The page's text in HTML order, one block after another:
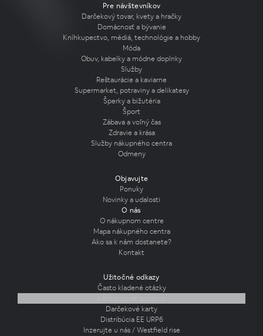
Pre návštevníkov
Darčekový tovar, kvety a hračky
Domácnosť a bývanie
Kníhkupectvo, médiá, technológie a hobby
Móda
Obuv, kabelky a módne doplnky
Služby
Reštaurácie a kaviarne
Supermarket, potraviny a delikatesy
Šperky a bižutéria
Šport
Zábava a voľný čas
Zdravie a krása
Služby nákupného centra
Odmeny
Objavujte
Ponuky
Novinky a udalosti
O nás
O nákupnom centre
Mapa nákupného centra
Ako sa k nám dostanete?
Kontakt
Užitočné odkazy
Často kladené otázky
Darčekové karty
Distribúcia EE URP6
Inzerujte u nás / Westfield rise